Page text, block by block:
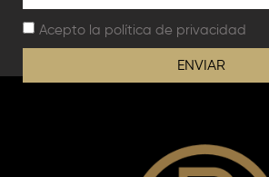
Acepto la política de privacidad
ENVIAR